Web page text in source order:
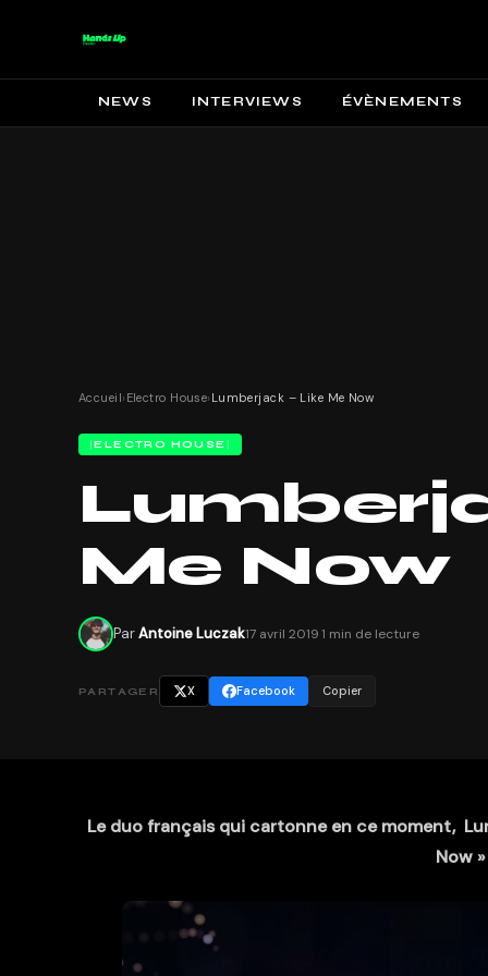
NEWS INTERVIEWS ÉVÈNEMENTS
Accueil› Electro House› Lumberjack – Like Me Now
ELECTRO HOUSE
Me Now
ParAntoine Luczak17 avril 20191 min de lecture
PARTAGER X Facebook Copier
Le duo français qui cartonne en ce moment,
Now